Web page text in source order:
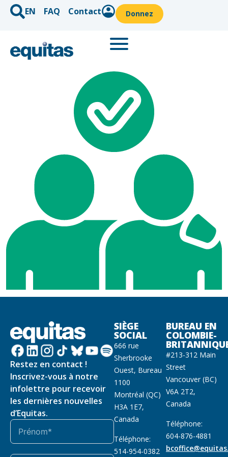
EN FAQ Contact Donnez
Restez en contact !
Inscrivez-vous à notre
infolettre pour recevoir
les dernières nouvelles
d’Equitas.
SIÈGE
SOCIAL
666 rue
Sherbrooke
Ouest, Bureau
1100
Montréal (QC)
H3A 1E7,
Canada
Téléphone:
514-954-0382
BUREAU EN
COLOMBIE-
#213-312 Main
Street
Vancouver (BC)
V6A 2T2,
Canada
Téléphone:
604-876-4881